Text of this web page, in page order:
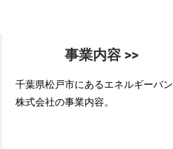
事業内容 >>
千葉県松戸市にあるエネルギーバ
株式会社の事業内容。